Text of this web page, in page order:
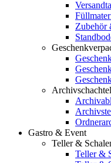
Zubehör
Gastro & Event
Teller &
Teller &